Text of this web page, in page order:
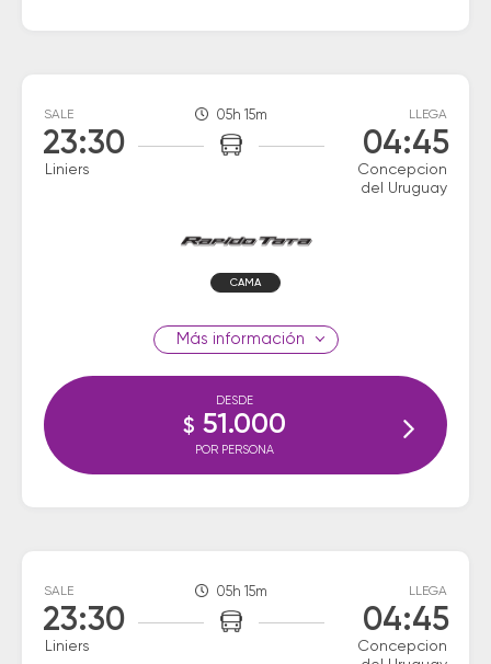
SALE
23:30
Liniers
05h 15m LLEGA
04:45
Concepcion
del Uruguay
CAMA
información
DESDE
$ 51.000
POR PERSONA
SALE
23:30
Liniers
05h 15m LLEGA
04:45
Concepcion